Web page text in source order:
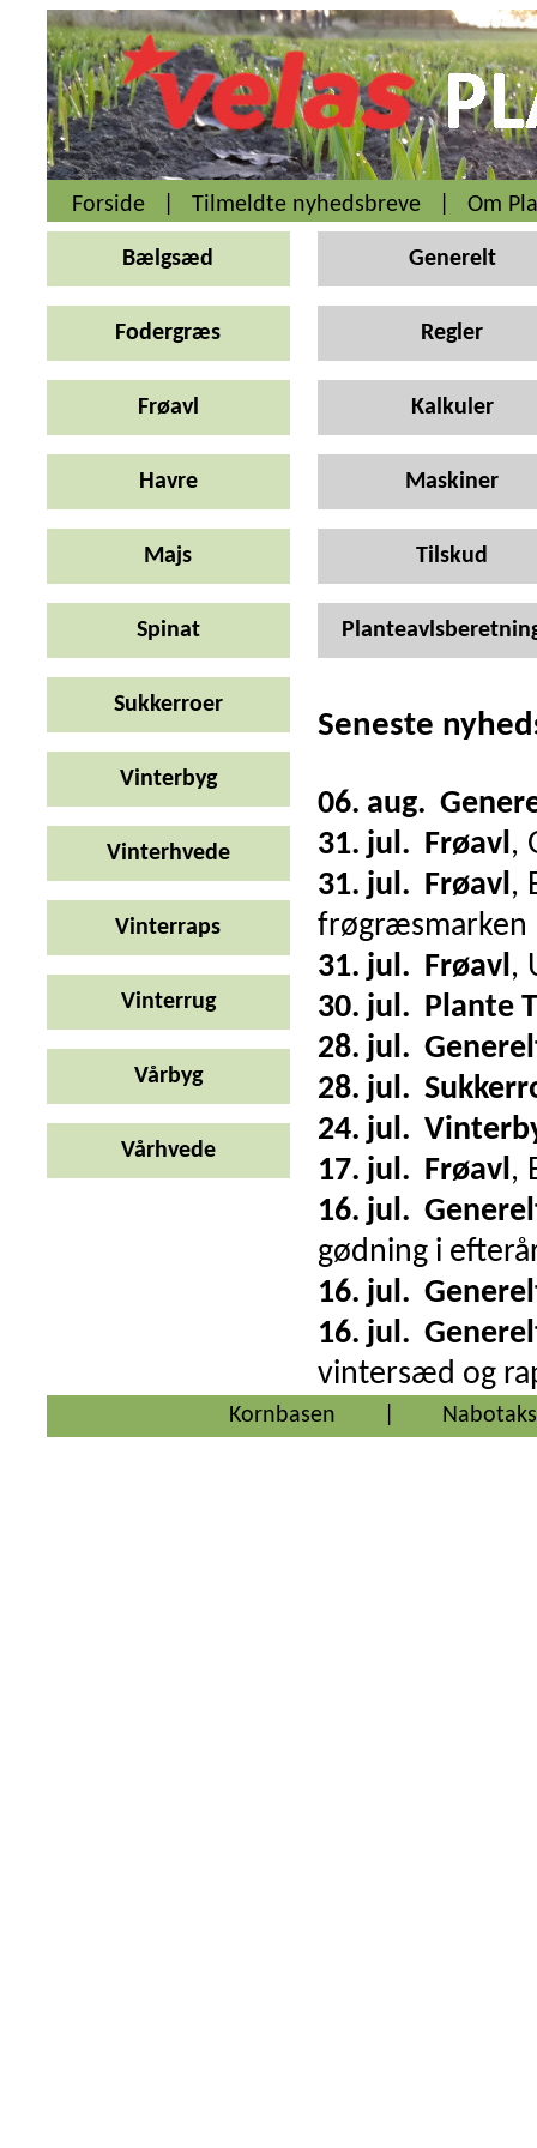
Forside Tilmeldte nyhedsbreve Om
Bælgsæd
Fodergræs
Frøavl
Havre
Majs
Spinat
Sukkerroer
Vinterbyg
Vinterhvede
Vinterraps
Vinterrug
Vårbyg
Vårhvede
Generelt
Regler
Kalkuler
Maskiner
Tilskud
Seneste
06. aug.
31. jul. Frøavl,
31. jul. Frøavl,
frøgræsmarken
31. jul. Frøavl,
30. jul. Plante
28. jul.
28. jul.
24. jul.
17. jul. Frøavl,
16. jul.
gødning i
16. jul.
16. jul.
vintersæd og
Kornbasen